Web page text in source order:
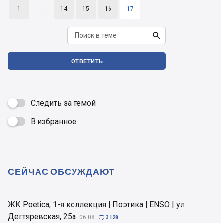
1 . . . 14 15 16 17

ОТВЕТИТЬ
Следить за темой
 В избранное
ЖК Poetica, 1-я коллекция | Поэтика | ENSO | ул.
Дегтяревская, 25а 06.08  3 128
СЕЙЧАС ОБСУЖДАЮТ